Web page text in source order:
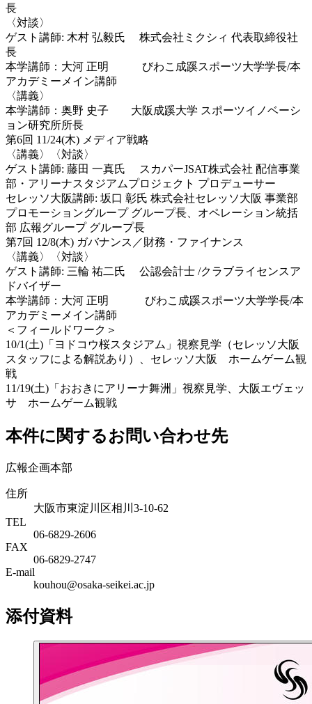
長
〈対談〉
ゲスト講師: 木村 弘毅氏 株式会社ミクシィ 代表取締役社
長
本学講師：大河 正明 びわこ成蹊スポーツ大学学長/本
アカデミーメイン講師
〈講義〉
本学講師：奥野 史子 大阪成蹊大学 スポーツイノベーシ
ョン研究所所長
第6回 11/24(木) メディア戦略
〈講義〉〈対談〉
ゲスト講師: 藤田 一真氏 スカパーJSAT株式会社 配信事業
部・アリーナスタジアムプロジェクト プロデューサー
セレッソ大阪講師: 坂口 彰氏 株式会社セレッソ大阪 事業部
プロモーショングループ グループ長、オペレーション統括
部 広報グループ グループ長
第7回 12/8(木) ガバナンス／財務・ファイナンス
〈講義〉〈対談〉
ゲスト講師: 三輪 祐二氏 公認会計士 /クラブライセンスア
ドバイザー
本学講師：大河 正明 びわこ成蹊スポーツ大学学長/本
アカデミーメイン講師
＜フィールドワーク＞
10/1(土)「ヨドコウ桜スタジアム」視察見学（セレッソ大阪
スタッフによる解説あり）、セレッソ大阪 ホームゲーム観
戦
11/19(土)「おおきにアリーナ舞洲」視察見学、大阪エヴェッ
サ ホームゲーム観戦
本件に関するお問い合わせ先
広報企画本部
住所
大阪市東淀川区相川3-10-62
TEL
06-6829-2606
FAX
06-6829-2747
E-mail
kouhou@osaka-seikei.ac.jp
添付資料